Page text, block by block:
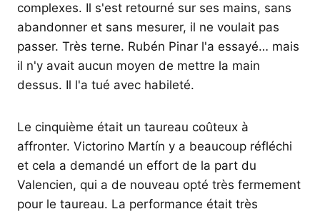
complexes. Il s'est retourné sur ses mains, sans
abandonner et sans mesurer, il ne voulait pas
passer. Très terne. Rubén Pinar l'a essayé… mais
il n'y avait aucun moyen de mettre la main
dessus. Il l'a tué avec habileté.
Le cinquième était un taureau coûteux à
affronter. Victorino Martín y a beaucoup réfléchi
et cela a demandé un effort de la part du
Valencien, qui a de nouveau opté très fermement
pour le taureau. La performance était très